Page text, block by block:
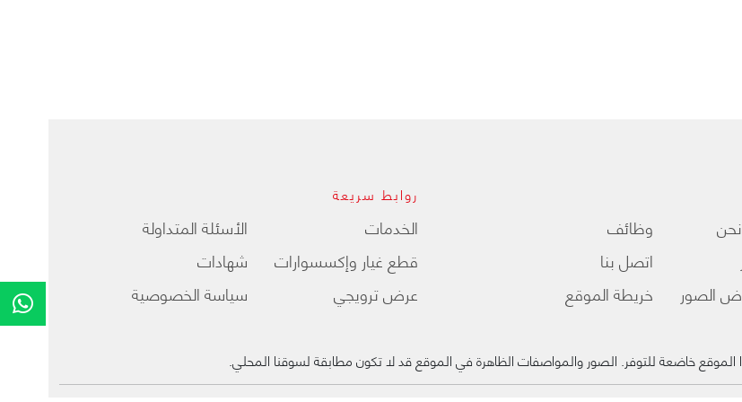
الصور
وظائف
اتصل بنا
خريطة الموقع
روابط سريعة
الخدمات
قطع غيار وإكسسوارات
عرض ترويجي
الأسئلة المتداولة
شهادات
سياسة الخصوصية
خاضعة للتوفر. الصور والمواصفات الظاهرة في الموقع قد لا تكون مطابقة لسوقنا المحلي.